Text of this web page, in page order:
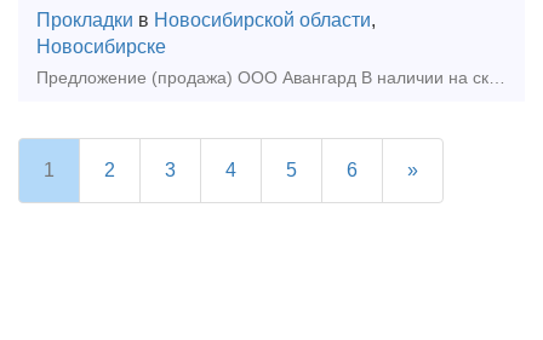
Прокладки в Новосибирской области,
Новосибирске
Предложение (продажа) ООО Авангард В наличии на складе в г.Новосибирске. Также в наличии: рельсы, шпалы, подкладка, накладка, прокладка, крепеж, стрелочные п
1 2 3 4 5 6 »